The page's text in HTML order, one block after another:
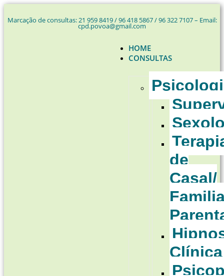
Marcação de consultas: 21 959 8419 / 96 418 5867 / 96 322 7107 – Email:
cpd.povoa@gmail.com
HOME
CONSULTAS
de
Casal/
Clínica